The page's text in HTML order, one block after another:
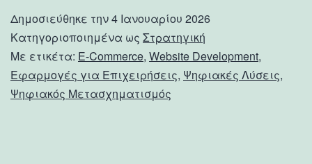
Δημοσιεύθηκε την4 Ιανουαρίου 2026
Κατηγοριοποιημένα ως Στρατηγική
Με ετικέτα: E-Commerce, Website Development,
Εφαρμογές για Επιχειρήσεις, Ψηφιακές Λύσεις,
Ψηφιακός Μετασχηματισμός